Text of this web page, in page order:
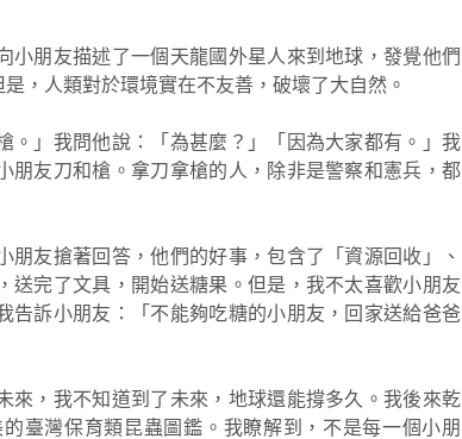
朋友描述了一個天龍國外星人來到地球，發覺他們
，人類對於環境實在不友善，破壞了大自然。
」我問他說：「為甚麼？」「因為大家都有。」我
友刀和槍。拿刀拿槍的人，除非是警察和憲兵，都
朋友搶著回答，他們的好事，包含了「資源回收」、
送完了文具，開始送糖果。但是，我不太喜歡小朋友
訴小朋友：「不能夠吃糖的小朋友，回家送給爸爸
，我不知道到了未來，地球還能撐多久。我後來乾
臺灣保育類昆蟲圖鑑。我瞭解到，不是每一個小朋